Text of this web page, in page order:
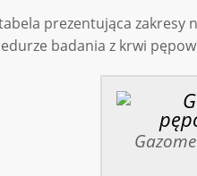
prezentująca zakresy
badania z krwi